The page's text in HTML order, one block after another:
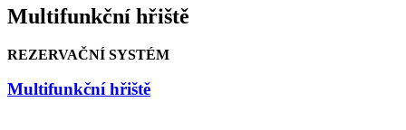
Multifunkční hřiště
REZERVAČNÍ SYSTÉM
Multifunkční hřiště